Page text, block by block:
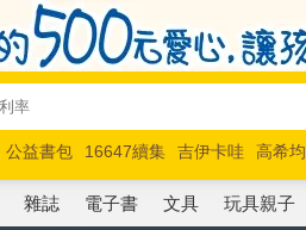
公益書包 16647續集 吉伊卡哇 高希均
馬斯克 玩具總動員5 超慢跑
雜誌 電子書 文具 玩具親子